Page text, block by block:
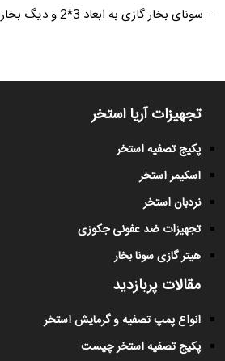
– سونای بخار گازی به ابعاد 3*2 و دیگ بخار 100kg/h بخار
تجهیزات آریا استخر
پکیج تصفیه استخر
اسکیمر استخر
نردبان استخر
تجهیزات ضد عفونی جکوزی
هیتر گازی سونا بخار
مقالات پربازدید
انواع پمپ تصفیه و گرمایش استخر
پکیج تصفیه استخر چیست